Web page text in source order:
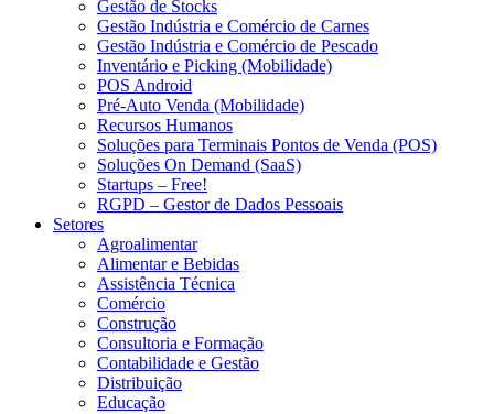
Gestão de Stocks
Gestão Indústria e Comércio de Carnes
Gestão Indústria e Comércio de Pescado
Inventário e Picking (Mobilidade)
POS Android
Pré-Auto Venda (Mobilidade)
Recursos Humanos
Soluções para Terminais Pontos de Venda (POS)
Soluções On Demand (SaaS)
Startups – Free!
RGPD – Gestor de Dados Pessoais
Setores
Agroalimentar
Alimentar e Bebidas
Assistência Técnica
Comércio
Construção
Consultoria e Formação
Contabilidade e Gestão
Distribuição
Educação